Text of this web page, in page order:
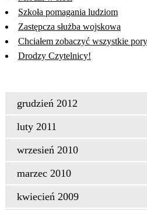
Szkoła pomagania ludziom
Zastępcza służba wojskowa
Chciałem zobaczyć wszystkie
Drodzy Czytelnicy!
grudzień 2012
luty 2011
wrzesień 2010
marzec 2010
kwiecień 2009